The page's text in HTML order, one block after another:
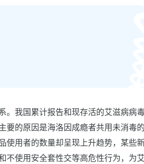
。我国累计报告和现存活的艾滋病病
要的原因是海洛因成瘾者共用未消毒
使用者的数量却呈现上升趋势，某些
不使用安全套性交等高危性行为，为